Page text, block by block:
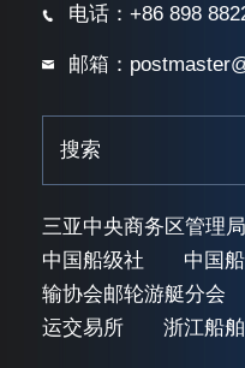
电话：+86 898
邮箱：
三亚中央商务区管理局
中国船级社
中国
输协会邮轮游艇分会
运交易所
浙江船